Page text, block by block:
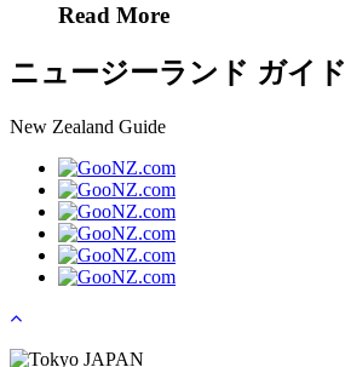
Read More
ニュージーランド ガイド
New Zealand Guide
Tokyo JAPAN